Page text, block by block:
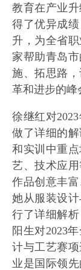
教育在产业
得了优异成
升，为全省
家帮助青岛
施、拓思路
革和进步的峰
徐继红对
做了详细的
和实训中重
艺、技术应
作品创意丰
她从服装设
行了详细解
阳生对2023
计与工艺赛
业是国际领